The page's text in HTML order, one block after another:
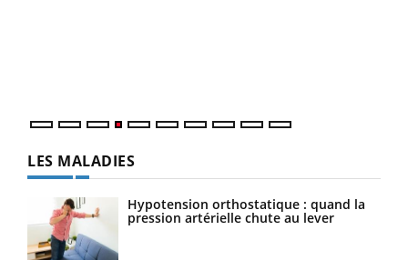
LES MALADIES
Hypotension orthostatique : quand la
pression artérielle chute au lever